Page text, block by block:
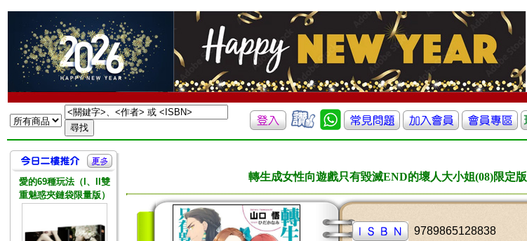
愛的69種玩法（I、II雙
重魅惑夾鏈袋限量版）
轉生成女性向遊戲只有毀滅END的壞人大小姐(08)限定版
9789865128838